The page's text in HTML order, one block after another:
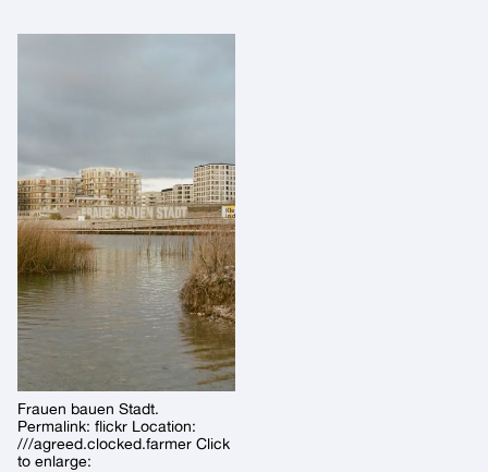
Frauen bauen Stadt.
Permalink: flickr Location:
///agreed.clocked.farmer Click
to enlarge: